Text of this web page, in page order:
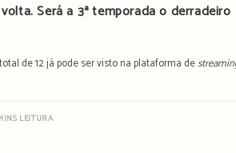
Será a 3ª temporada o derradeiro
de 12 já pode ser visto na plataforma de
LEITURA